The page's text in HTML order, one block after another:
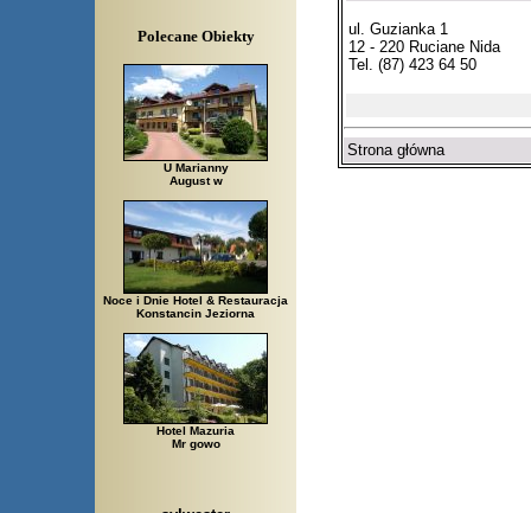
Polecane Obiekty
U Marianny
August w
Noce i Dnie Hotel & Restauracja
Konstancin Jeziorna
Hotel Mazuria
Mr gowo
ul. Guzianka 1
12 - 220 Ruciane Nida
Tel. (87) 423 64 50
Strona główna